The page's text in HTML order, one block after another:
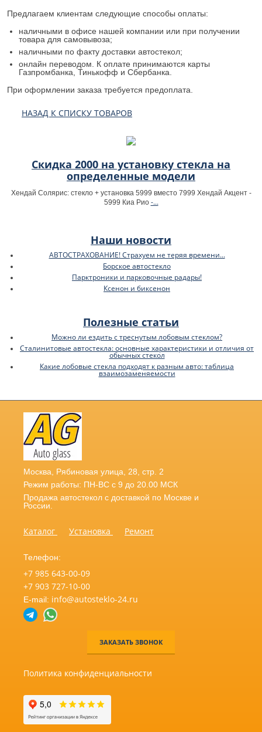
Предлагаем клиентам следующие способы оплаты:
наличными в офисе нашей компании или при получении
товара для самовывоза;
наличными по факту доставки автостекол;
онлайн переводом. К оплате принимаются карты
Газпромбанка, Тинькофф и Сбербанка.
При оформлении заказа требуется предоплата.
НАЗАД К СПИСКУ ТОВАРОВ
Скидка 2000 на установку стекла на
определенные модели
Хендай Солярис: стекло + установка 5999 вместо 7999 Хендай Акцент -
5999 Киа Рио -...
Наши новости
АВТОСТРАХОВАНИЕ! Страхуем не теряя времени...
Борское автостекло
Парктроники и парковочные радары!
Ксенон и биксенон
Полезные статьи
Можно ли ездить с треснутым лобовым стеклом?
Сталинитовые автостекла: основные характеристики и отличия от
обычных стекол
Какие лобовые стекла подходят к разным авто: таблица
взаимозаменяемости
Москва, Рябиновая улица, 28, стр. 2
Режим работы: ПН-ВС с 9 до 20.00 МСК
Продажа автостекол с доставкой по Москве и
России.
Каталог Установка Ремонт
Телефон:
+7 985 643-00-09
+7 903 727-10-00
E-mail: info@autosteklo-24.ru
ЗАКАЗАТЬ ЗВОНОК
Политика конфиденциальности